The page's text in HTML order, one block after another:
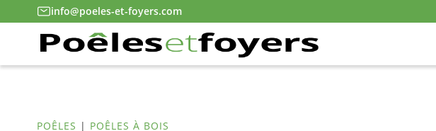
info@poeles-et-foyers.com
POÊLES | POÊLES À BOIS